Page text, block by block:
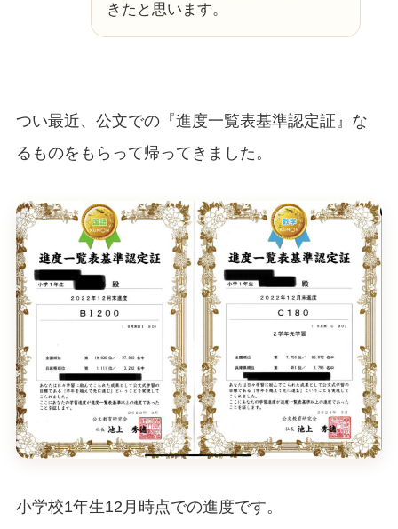
きたと思います。
つい最近、公文での『進度一覧表基準認定証』な
るものをもらって帰ってきました。
小学校1年生12月時点での進度です。